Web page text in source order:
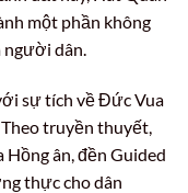
một phần không
người dân.
sự tích về Đức Vua
truyền thuyết,
Hồng ân, đền Guided
thực cho dân